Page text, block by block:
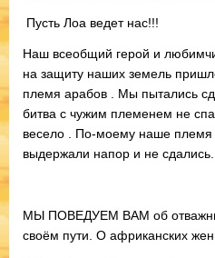
Пусть Лоа ведет нас!!!
Наш всеобщий герой и
на защиту наших земель
племя арабов . Мы пытались
битва с чужим племенем не
весело . По-моему наше племя
выдержали напор и не сдались.
МЫ ПОВЕДУЕМ ВАМ об
своём пути. О африканских